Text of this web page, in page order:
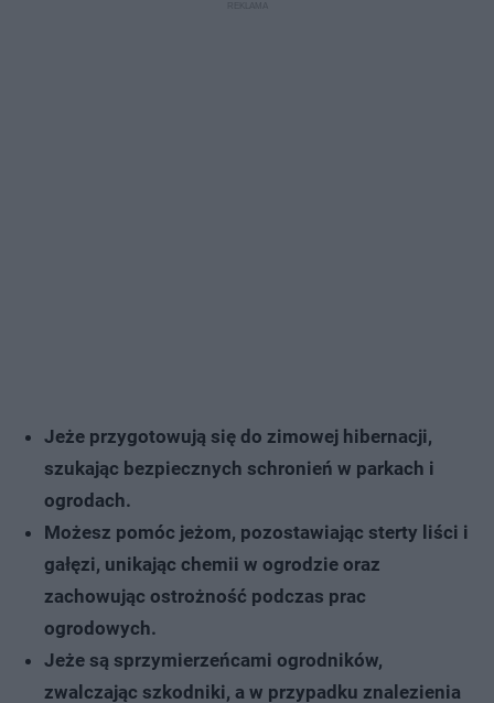
Jeże przygotowują się do zimowej hibernacji,
szukając bezpiecznych schronień w parkach i
ogrodach.
Możesz pomóc jeżom, pozostawiając sterty liści i
gałęzi, unikając chemii w ogrodzie oraz
zachowując ostrożność podczas prac
ogrodowych.
Jeże są sprzymierzeńcami ogrodników,
zwalczając szkodniki, a w przypadku znalezienia